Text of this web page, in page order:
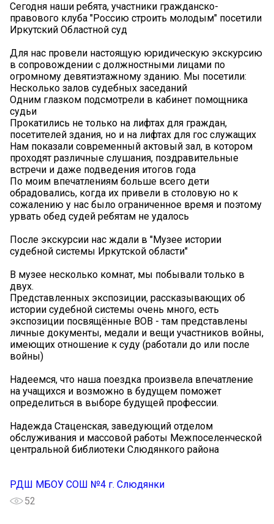
Сегодня наши ребята, участники гражданско-
правового клуба "Россию строить молодым" посетили
Иркутский Областной суд
Для нас провели настоящую юридическую экскурсию
в сопровождении с должностными лицами по
огромному девятиэтажному зданию. Мы посетили:
Несколько залов судебных заседаний
Одним глазком подсмотрели в кабинет помощника
судьи
Прокатились не только на лифтах для граждан,
посетителей здания, но и на лифтах для гос служащих
Нам показали современный актовый зал, в котором
проходят различные слушания, поздравительные
встречи и даже подведения итогов года
По моим впечатлениям больше всего дети
обрадовались, когда их привели в столовую но к
сожалению у нас было ограниченное время и поэтому
урвать обед судей ребятам не удалось
После экскурсии нас ждали в "Музее истории
судебной системы Иркутской области"
В музее несколько комнат, мы побывали только в
двух.
Представленных экспозиции, рассказывающих об
истории судебной системы очень много, есть
экспозиции посвящённые ВОВ - там представлены
личные документы, медали и вещи участников войны,
имеющих отношение к суду (работали до или после
войны)
Надеемся, что наша поездка произвела впечатление
на учащихся и возможно в будущем поможет
определиться в выборе будущей профессии.
Надежда Стаценская, заведующий отделом
обслуживания и массовой работы Межпоселенческой
центральной библиотеки Слюдянкого района
РДШ МБОУ СОШ №4 г. Слюдянки
52